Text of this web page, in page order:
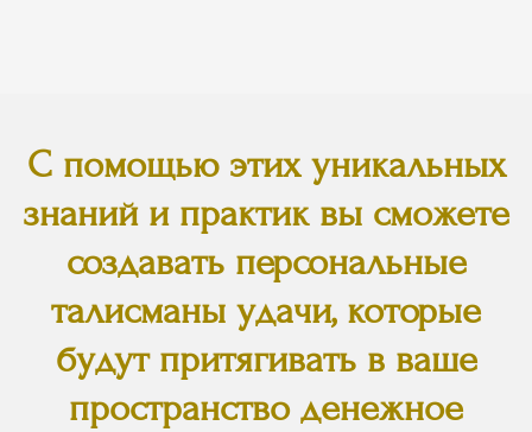
С помощью этих уникальных
знаний и практик вы сможете
создавать персональные
талисманы удачи, которые
будут притягивать в ваше
пространство денежное